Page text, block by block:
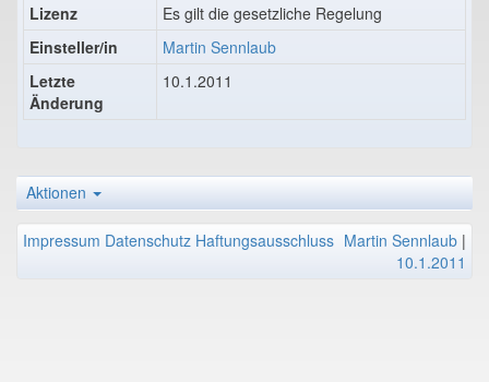
Lizenz
Es gilt die gesetzliche Regelung
Einsteller/in
Martin Sennlaub
Letzte
Änderung
10.1.2011
Aktionen
Impressum Datenschutz Haftungsausschluss Martin Sennlaub |
10.1.2011